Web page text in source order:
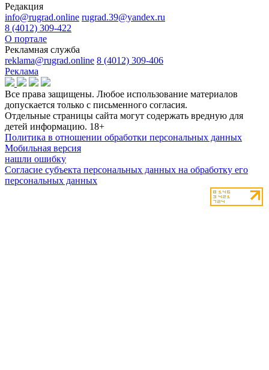
Редакция
info@rugrad.online rugrad.39@yandex.ru
8 (4012) 309-422
О портале
Рекламная служба
reklama@rugrad.online 8 (4012) 309-406
Реклама
Все права защищены. Любое использование материалов
допускается только с письменного согласия.
Отдельные страницы сайта могут содержать вредную для
детей информацию. 18+
Политика в отношении обработки персональных данных
Мобильная версия
нашли ошибку
Согласие субъекта персональных данных на обработку его
персональных данных